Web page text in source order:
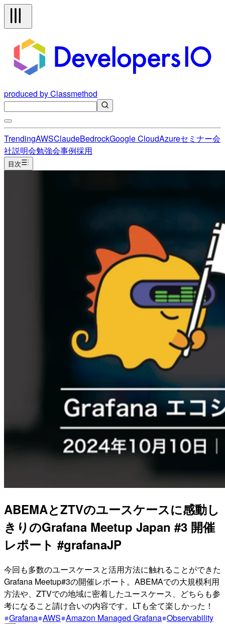
produced by Classmethod
TrendingAWSClaudeBedrockGoogle CloudAzureセミナー会
社説明会勉強会事例採用
目次
ABEMAとZTVのユースケースに感動し
きりのGrafana Meetup Japan #3 開催
レポート #grafanaJP
今回も多数のユースケースと活用方法に触れることができた
Grafana Meetup#3の開催レポート。ABEMAでの大規模利用
方法や、ZTVでの地域に密着したユースケース、どちらも参
考になること請け合いの内容です。LTも全て楽しかった！
Grafana AWS Amazon Managed Grafana Observability